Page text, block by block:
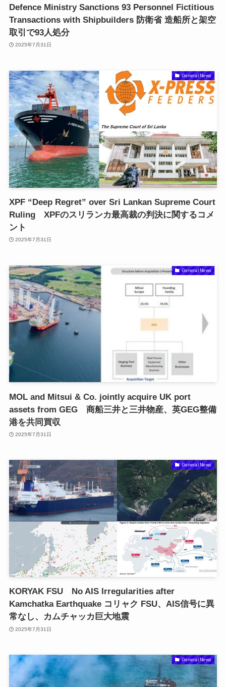
Defence Ministry Sanctions 93 Personnel Fictitious
Transactions with Shipbuilders 防衛省 造船所と架空
取引で93人処分
2025年7月31日
General News
XPF “Deep Regret” over Sri Lankan Supreme Court
Ruling XPFのスリランカ最高裁の判決に関するコメ
ント
2025年7月31日
General News
MOL and Mitsui & Co. jointly acquire UK port
assets from GEG 商船三井と三井物産、英GEG整備
港を共同買収
2025年7月31日
General News
KORYAK FSU No AIS Irregularities after
Kamchatka Earthquake コリャク FSU、AIS信号に異
常なし、カムチャッカ巨大地震
2025年7月31日
General News